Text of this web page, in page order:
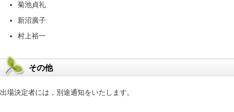
菊池貞礼
新沼廣子
村上裕一
その他
出場決定者には，別途通知をいたします。